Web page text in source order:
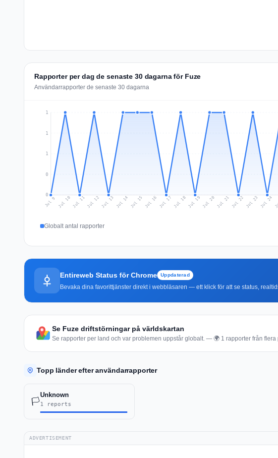
Rapporter per dag de senaste 30 dagarna för Fuze
Användarrapporter de senaste 30 dagarna
0
0
1
1
1
Jul 9 Jul 10 Jul 11Jul 12Jul 13 Jul 14 Jul 15 Jul 16 Jul 17 Jul 18Jul 19 Jul 20 Jul 21 Jul 22 Jul 23 Jul 24
Globalt antal rapporter
Entireweb Status för Chrome Uppdaterad
Bevaka dina favorittjänster direkt i webbläsaren — ett klick för att se status,
Se Fuze driftstörningar på världskartan
Se rapporter per land och var problemen uppstår globalt. — 🌍 1 rapporter från flera
Topp länder efter användarrapporter
🏳️
Unknown
1 reports
ADVERTISEMENT